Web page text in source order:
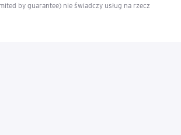
by guarantee) nie świadczy usług na rzecz